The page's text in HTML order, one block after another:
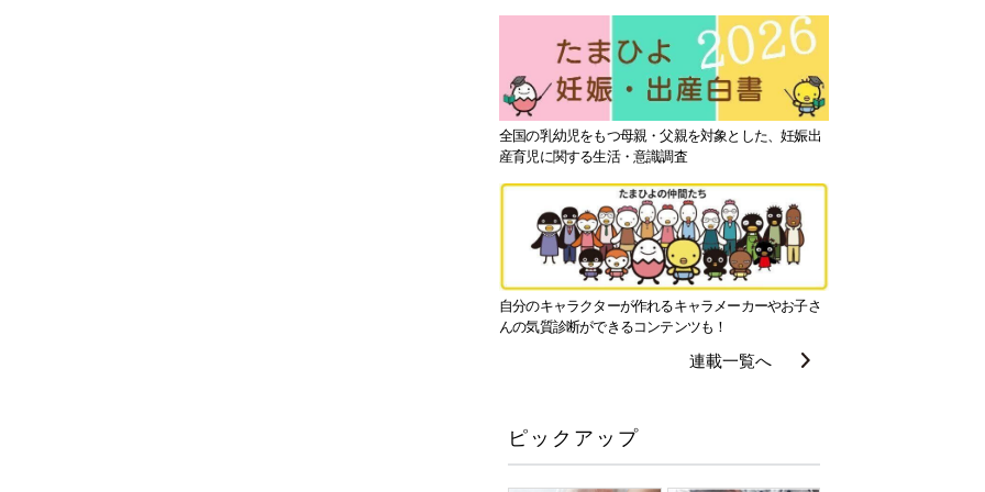
全国の乳幼児をもつ母親・父親を対象とした、妊娠出
産育児に関する生活・意識調査
自分のキャラクターが作れるキャラメーカーやお子さ
んの気質診断ができるコンテンツも！
連載一覧へ
ピックアップ